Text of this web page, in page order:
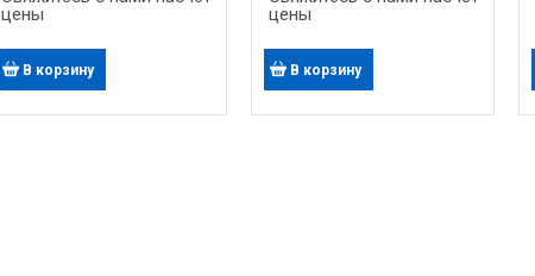
цены
В корзину
цены
В корзину